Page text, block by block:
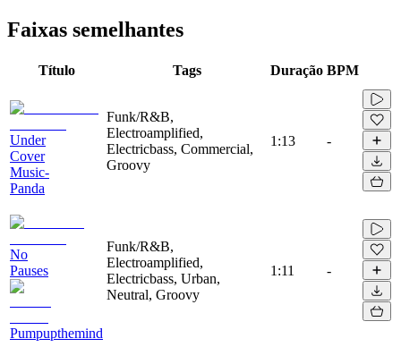
Faixas semelhantes
Título Tags Duração BPM
Under
Cover
Music-
Panda
Funk/R&B,
Electroamplified,
Electricbass, Commercial,
Groovy
1:13 -
No
Pauses
Pumpupthemind
Funk/R&B,
Electroamplified,
Electricbass, Urban,
Neutral, Groovy
1:11 -